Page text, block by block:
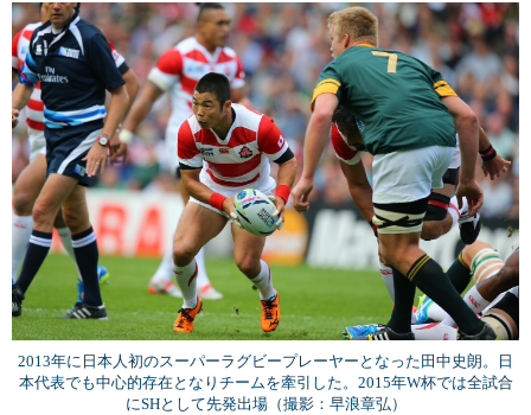
2013年に日本人初のスーパーラグビープレーヤーとなった田中史朗。日
本代表でも中心的存在となりチームを牽引した。2015年W杯では全試合
にSHとして先発出場（撮影：早浪章弘）